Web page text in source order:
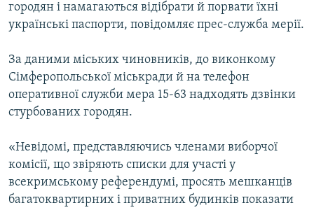
городян і намагаються відібрати й порвати їхні
українські паспорти, повідомляє прес-служба мерії.
За даними міських чиновників, до виконкому
Сімферопольської міськради й на телефон
оперативної служби мера 15-63 надходять дзвінки
стурбованих городян.
«Невідомі, представляючись членами виборчої
комісії, що звіряють списки для участі у
всекримському референдумі, просять мешканців
багатоквартирних і приватних будинків показати